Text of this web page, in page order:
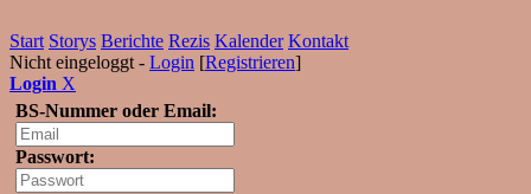
Start Storys Berichte Rezis Kalender Kontakt
Nicht eingeloggt - Login [Registrieren]
Login X
BS-Nummer oder Email:
Passwort: